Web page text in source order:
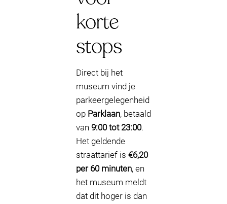
korte
stops
Direct bij het
museum vind je
parkeergelegenheid
op Parklaan, betaald
van 9:00 tot 23:00.
Het geldende
straattarief is €6,20
per 60 minuten, en
het museum meldt
dat dit hoger is dan